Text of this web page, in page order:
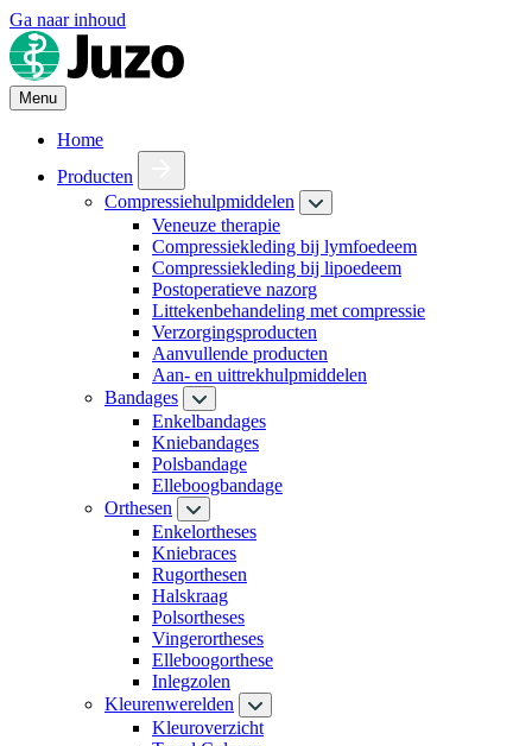
Ga naar inhoud
Menu
Home
Producten
Compressiehulpmiddelen
Veneuze therapie
Compressiekleding bij lymfoedeem
Compressiekleding bij lipoedeem
Postoperatieve nazorg
Littekenbehandeling met compressie
Verzorgingsproducten
Aanvullende producten
Aan- en uittrekhulpmiddelen
Bandages
Enkelbandages
Kniebandages
Polsbandage
Elleboogbandage
Orthesen
Enkelortheses
Kniebraces
Rugorthesen
Halskraag
Polsortheses
Vingerortheses
Elleboogorthese
Inlegzolen
Kleurenwerelden
Kleuroverzicht